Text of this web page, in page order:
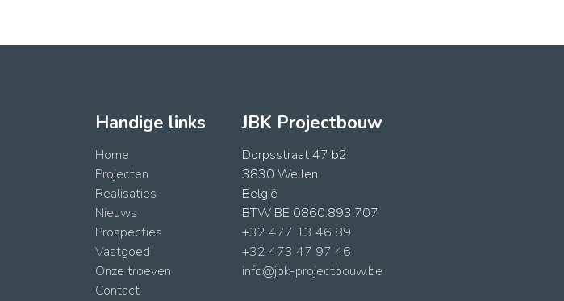
Handige links
Home
Projecten
Realisaties
Nieuws
Prospecties
Vastgoed
Onze troeven
Contact
JBK Projectbouw
Dorpsstraat 47 b2
3830 Wellen
België
BTW BE 0860.893.707
+32 477 13 46 89
+32 473 47 97 46
info@jbk-projectbouw.be